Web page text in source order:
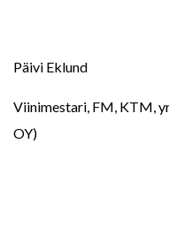
Päivi Eklund
Viinimestari, FM, KTM,
OY)